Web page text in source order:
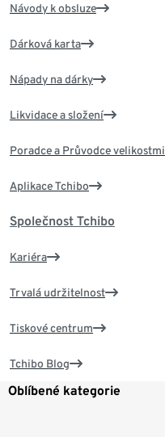
Návody k obsluze
Dárková karta
Nápady na dárky
Likvidace a složení
Poradce a Průvodce velikostmi
Aplikace Tchibo
Společnost Tchibo
Kariéra
Trvalá udržitelnost
Tiskové centrum
Tchibo Blog
Oblíbené kategorie